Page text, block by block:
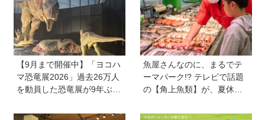
【9月まで開催中】「ヨコハ
マ恐竜展2026」過去26万人
を動員した恐竜展が9年ぶり
で楽しむポイントを完全ガ
魚屋さんなのに、まるでテ
ーマパーク!? テレビで話題
の【角上魚類】が、夏休み
すすめのワケ